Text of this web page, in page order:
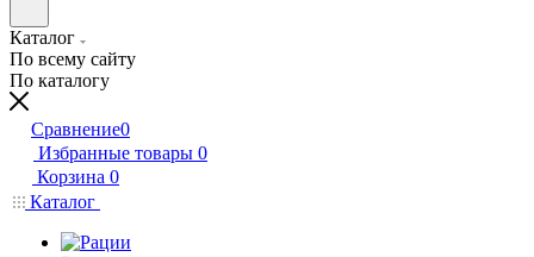
Каталог
По всему сайту
По каталогу
Сравнение0
Избранные товары 0
Корзина 0
Каталог